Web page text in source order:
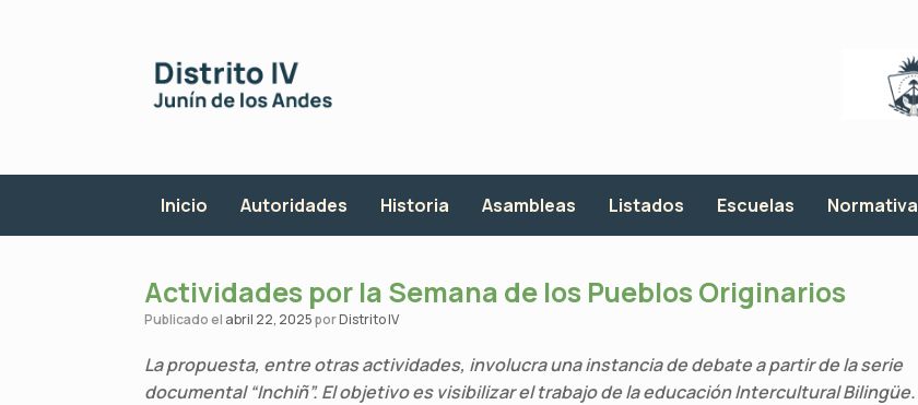
Inicio Autoridades Historia Asambleas Listados Escuelas Normativa
Actividades por la Semana de los Pueblos Originarios
Publicado el abril 22, 2025porDistrito IV
La propuesta, entre otras actividades, involucra una instancia de debate a partir de la serie
documental “Inchiñ”. El objetivo es visibilizar el trabajo de la educación Intercultural Bilingüe.